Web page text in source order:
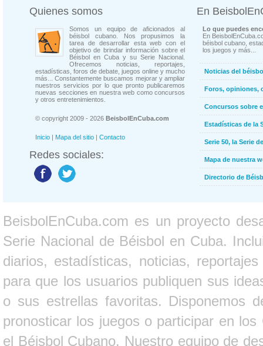
Quienes somos
Somos un equipo de aficionados al
béisbol cubano. Nos propusimos la
tarea de desarrollar esta web con el
objetivo de brindar información sobre el
Béisbol en Cuba y su Serie Nacional.
Ofrecemos noticias, reportajes,
estadísticas, foros de debate, juegos online y mucho
más... Constantemente buscamos mejorar y ampliar
nuestros servicios por lo que pronto publicaremos
nuevas secciones en nuestra web como concursos
y otros entretenimientos.
© copyright 2009 - 2026 BeisbolEnCuba.com
Inicio | Mapa del sitio | Contacto
Redes sociales:
En
Lo que puedes
En
béisbol cubano,
los juegos y más...
Noticias del
Foros, opiniones,
Concursos sobre
Estadísticas de la
Serie 50, la Serie
Mapa de nuestra
Directorio de
BeisbolEnCuba.com es un proyecto
Serie Nacional de Béisbol en Cuba.
diarios, estadísticas, noticias,
para que los usuarios publiquen sus
o sus estrellas favoritas. Disponemos
pronosticar los juegos o participar en
el Béisbol Cubano. Nuestro equipo de